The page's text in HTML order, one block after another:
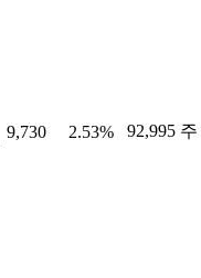
9,730 2.53% 92,995 주